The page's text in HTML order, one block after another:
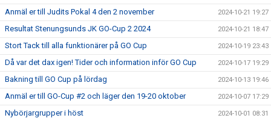
Anmäl er till Judits Pokal 4 den 2 november 2024-10-21 19:27
Resultat Stenungsunds JK GO-Cup 2 2024 2024-10-21 18:47
Stort Tack till alla funktionärer på GO Cup 2024-10-19 23:43
Då var det dax igen! Tider och information inför GO Cup 2024-10-17 19:29
Bakning till GO Cup på lördag 2024-10-13 19:46
Anmäl er till GO-Cup #2 och läger den 19-20 oktober 2024-10-07 17:29
Nybörjargrupper i höst 2024-10-01 08:31